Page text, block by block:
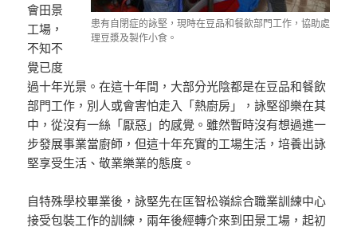
患有自閉症的詠堅，現時在豆品和餐飲部門工作，協助處
理豆漿及製作小食。
會田景
工場，
不知不
覺已度
過十年光景。在這十年間，大部分光陰都是在豆品和餐飲
部門工作，別人或會害怕走入「熱廚房」，詠堅卻樂在其
中，從沒有一絲「厭惡」的感覺。雖然暫時沒有想過進一
步發展事業當廚師，但這十年充實的工場生活，培養出詠
堅享受生活、敬業樂業的態度。
自特殊學校畢業後，詠堅先在匡智松嶺綜合職業訓練中心
接受包裝工作的訓練，兩年後經轉介來到田景工場，起初